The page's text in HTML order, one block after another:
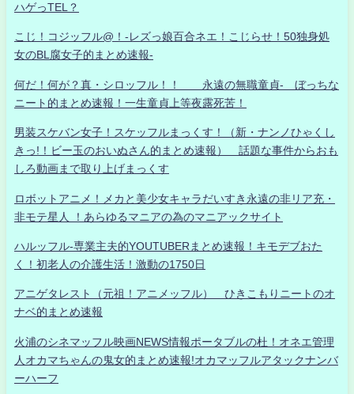
ハゲっTEL？
こじ！コジッフル@！-レズっ娘百合ネエ！こじらせ！50独身処
女のBL腐女子的まとめ速報-
何だ！何が？真・シロッフル！！ 永遠の無職童貞- ぼっちな
ニート的まとめ速報！一生童貞上等夜露死苦！
男装スケバン女子！スケッフルまっくす！（新・ナンノひゃくし
きっ!！ビー玉のおいぬさん的まとめ速報） 話題な事件からおも
しろ動画まで取り上げまっくす
ロボットアニメ！メカと美少女キャラだいすき永遠の非リア充・
非モテ星人 ！あらゆるマニアの為のマニアックサイト
ハルッフル-専業主夫的YOUTUBERまとめ速報！キモデブおた
く！初老人の介護生活！激動の1750日
アニゲタレスト（元祖！アニメッフル） ひきこもりニートのオ
ナベ的まとめ速報
火浦のシネマッフル映画NEWS情報ポータブルの杜！オネエ管理
人オカマちゃんの鬼女的まとめ速報!オカマッフルアタックナンバ
ーハーフ